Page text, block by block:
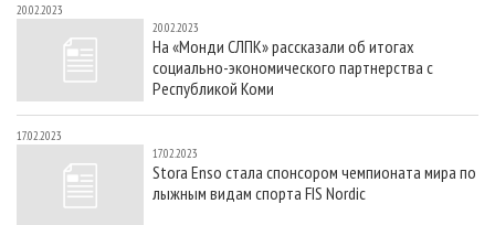
20.02.2023
20.02.2023
На «Монди СЛПК» рассказали об итогах
социально-экономического партнерства с
Республикой Коми
17.02.2023
17.02.2023
Stora Enso стала спонсором чемпионата мира по
лыжным видам спорта FIS Nordic